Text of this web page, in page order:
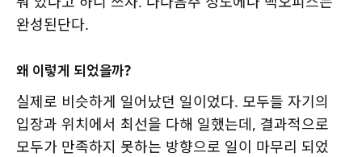
완성된단다.
왜 이렇게 되었을까?
실제로 비슷하게 일어났던 일이었다. 모두들 자기의
입장과 위치에서 최선을 다해 일했는데, 결과적으로
모두가 만족하지 못하는 방향으로 일이 마무리 되었